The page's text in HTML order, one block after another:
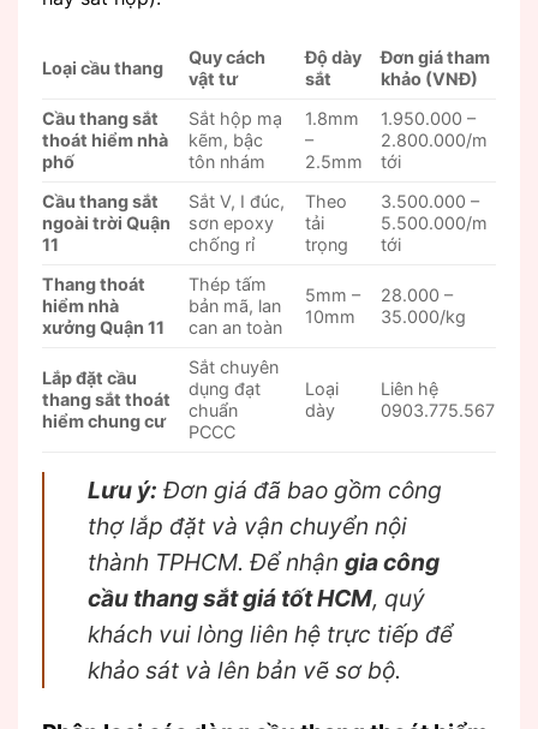
Loại cầu thang
Quy cách
vật tư
Độ dày
sắt
Đơn giá tham
khảo (VNĐ)
Cầu thang sắt
thoát hiểm nhà
phố
Sắt hộp mạ
kẽm, bậc
tôn nhám
1.8mm
–
2.5mm
1.950.000 –
2.800.000/m
tới
Cầu thang sắt
ngoài trời Quận
11
Sắt V, I đúc,
sơn epoxy
chống rỉ
Theo
tải
trọng
3.500.000 –
5.500.000/m
tới
Thang thoát
hiểm nhà
xưởng Quận 11
Thép tấm
bản mã, lan
can an toàn
5mm –
10mm
28.000 –
35.000/kg
Lắp đặt cầu
thang sắt thoát
hiểm chung cư
Sắt chuyên
dụng đạt
chuẩn
PCCC
Loại
dày
Liên hệ
0903.775.567
Lưu ý: Đơn giá đã bao gồm công
thợ lắp đặt và vận chuyển nội
thành TPHCM. Để nhận gia công
cầu thang sắt giá tốt HCM, quý
khách vui lòng liên hệ trực tiếp để
khảo sát và lên bản vẽ sơ bộ.